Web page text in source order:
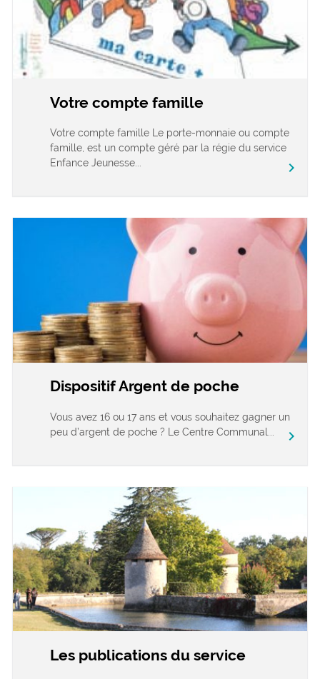
Votre compte famille
Votre compte famille Le porte-monnaie ou compte
famille, est un compte géré par la régie du service
Enfance Jeunesse...
chevron_right
Dispositif Argent de poche
Vous avez 16 ou 17 ans et vous souhaitez gagner un
peu d’argent de poche ? Le Centre Communal...
chevron_right
Les publications du service